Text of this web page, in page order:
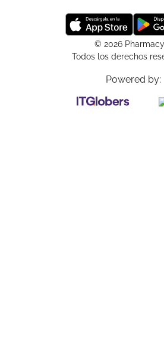
© 2026
Todos los derechos
Powered by: